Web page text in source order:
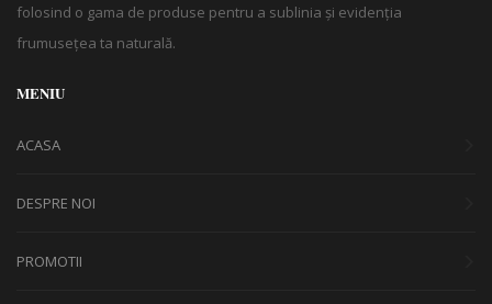
folosind o gama de produse pentru a sublinia și evidenția
frumusețea ta naturală.
MENIU
ACASA
DESPRE NOI
PROMOTII